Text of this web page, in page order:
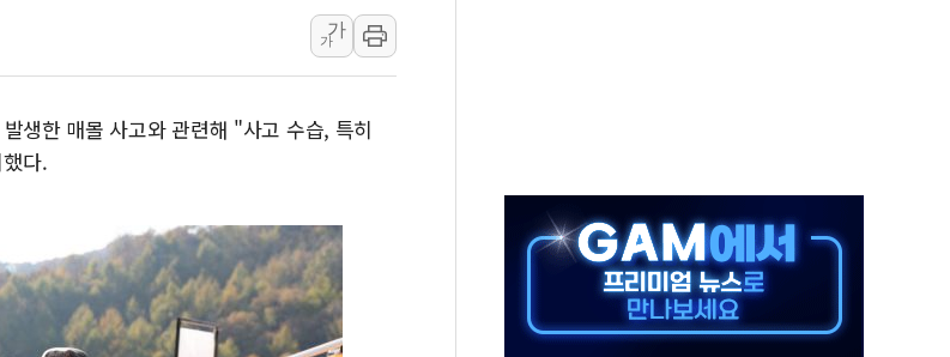
박형수 의원 '선관위 견제·감독 강화' 2개 법 대표 발의
장동혁, 李 대통령에 "결혼 페널티 만든 건 이 정권…신생아 특례 대출까지 줄여"
가
가
생한 매몰 사고와 관련해 "사고 수습, 특히
다.